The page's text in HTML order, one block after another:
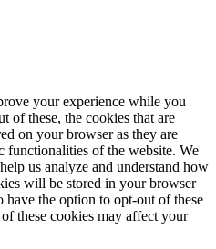
your experience while you
of these, the cookies that are
on your browser as they are
functionalities of the website. We
us analyze and understand how
will be stored in your browser
the option to opt-out of these
these cookies may affect your